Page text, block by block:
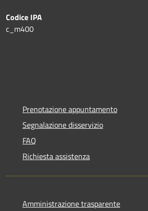
Codice IPA
c_m400
Prenotazione appuntamento
Segnalazione disservizio
FAQ
Richiesta assistenza
Amministrazione trasparente